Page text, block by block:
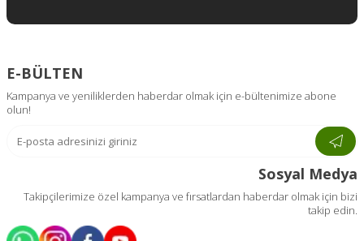
E-BÜLTEN
Kampanya ve yeniliklerden haberdar olmak için e-bültenimize abone
olun!
Sosyal Medya
Takipçilerimize özel kampanya ve fırsatlardan haberdar olmak için bizi
takip edin.